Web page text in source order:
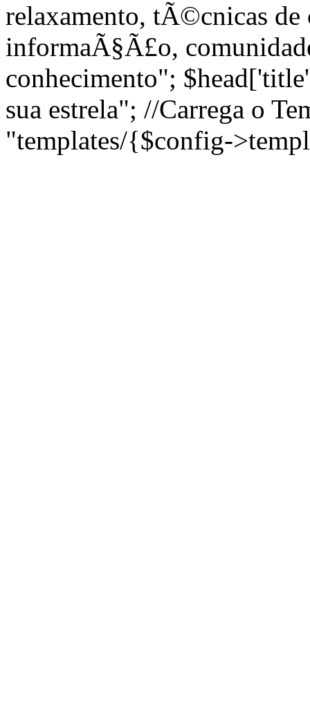
relaxamento, tÃ©cnicas de
informaÃ§Ã£o,
conhecimento";
sua estrela"; //Carrega o
"templates/{$config-